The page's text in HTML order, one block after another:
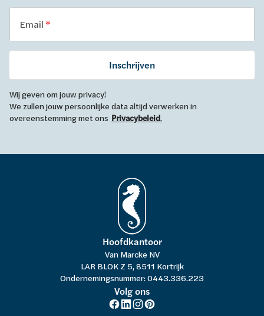
Email
Inschrijven
Wij geven om jouw privacy!
We zullen jouw persoonlijke data altijd verwerken in
overeenstemming met ons Privacybeleid.
Hoofdkantoor
Van Marcke NV
LAR BLOK Z 5, 8511 Kortrijk
Ondernemingsnummer: 0443.336.223
Volg ons